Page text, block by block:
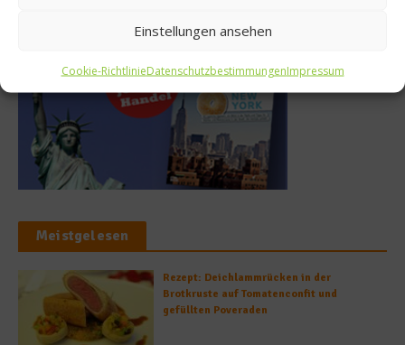
Einstellungen ansehen
Cookie-RichtlinieDatenschutzbestimmungenImpressum
Meistgelesen
Rezept: Deichlammrücken in der
Brotkruste auf Tomatenconfit und
gefüllten Poveraden